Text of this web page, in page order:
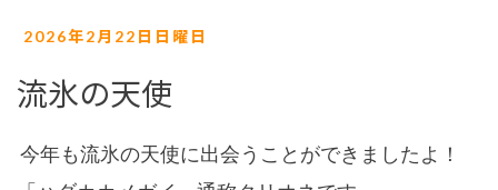
2026年2月22日日曜日
流氷の天使
今年も流氷の天使に出会うことができましたよ！